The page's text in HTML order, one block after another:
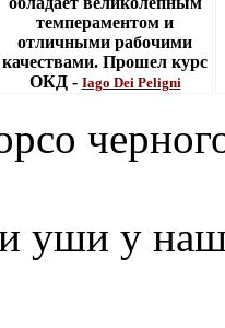
темпераментом и
отличными рабочими
качествами. Прошел курс
ОКД - Iago Dei Peligni
уши у